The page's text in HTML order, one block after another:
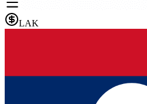
LAK